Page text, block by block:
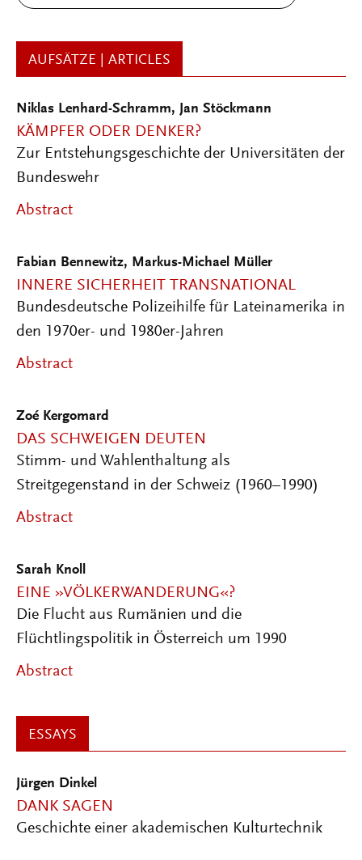
AUFSÄTZE | ARTICLES
Niklas Lenhard-Schramm, Jan Stöckmann
KÄMPFER ODER DENKER?
Zur Entstehungsgeschichte der Universitäten der
Bundeswehr
Abstract
Fabian Bennewitz, Markus-Michael Müller
INNERE SICHERHEIT TRANSNATIONAL
Bundesdeutsche Polizeihilfe für Lateinamerika in
den 1970er- und 1980er-Jahren
Abstract
Zoé Kergomard
DAS SCHWEIGEN DEUTEN
Stimm- und Wahlenthaltung als
Streitgegenstand in der Schweiz (1960–1990)
Abstract
Sarah Knoll
EINE »VÖLKERWANDERUNG«?
Die Flucht aus Rumänien und die
Flüchtlingspolitik in Österreich um 1990
Abstract
ESSAYS
Jürgen Dinkel
DANK SAGEN
Geschichte einer akademischen Kulturtechnik